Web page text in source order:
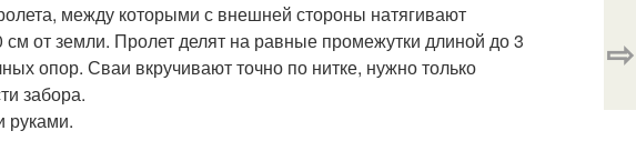
между которыми с внешней стороны натягивают
от земли. Пролет делят на равные промежутки длиной до 3
опор. Сваи вкручивают точно по нитке, нужно только
забора.
руками.
⇨